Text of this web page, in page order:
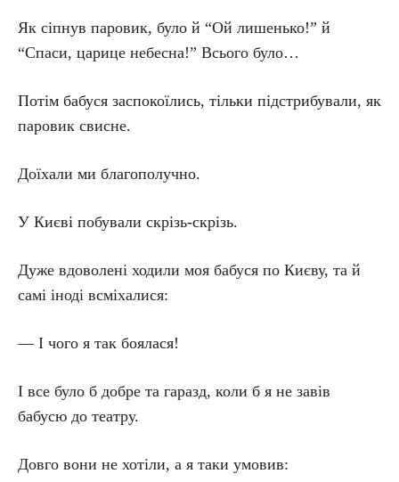
Як сіпнув паровик, було й “Ой лишенько!” й
“Спаси, царице небесна!” Всього було…
Потім бабуся заспокоїлись, тільки підстрибували, як
паровик свисне.
Доїхали ми благополучно.
У Києві побували скрізь-скрізь.
Дуже вдоволені ходили моя бабуся по Києву, та й
самі іноді всміхалися:
— І чого я так боялася!
І все було б добре та гаразд, коли б я не завів
бабусю до театру.
Довго вони не хотіли, а я таки умовив: